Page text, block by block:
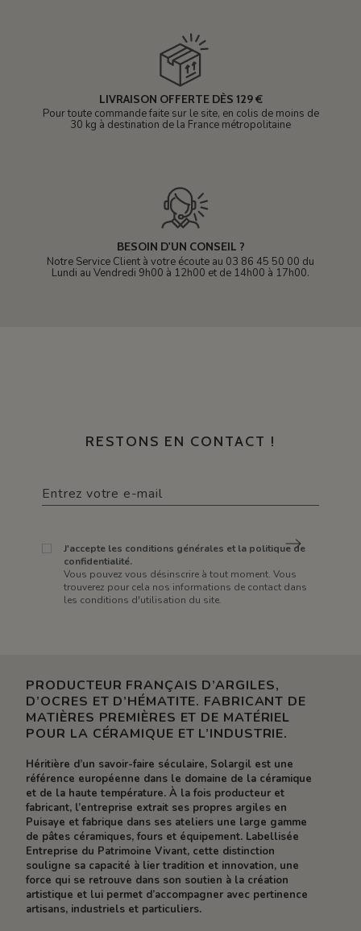
LIVRAISON OFFERTE DÈS 129 €
Pour toute commande faite sur le site, en colis de moins de
30 kg à destination de la France métropolitaine
BESOIN D'UN CONSEIL ?
Notre Service Client à votre écoute au 03 86 45 50 00 du
Lundi au Vendredi 9h00 à 12h00 et de 14h00 à 17h00.
RESTONS EN CONTACT !
J'accepte les conditions générales et la politique de
confidentialité.
Vous pouvez vous désinscrire à tout moment. Vous
trouverez pour cela nos informations de contact dans
les conditions d'utilisation du site.
PRODUCTEUR FRANÇAIS D’ARGILES,
D’OCRES ET D’HÉMATITE. FABRICANT DE
MATIÈRES PREMIÈRES ET DE MATÉRIEL
POUR LA CÉRAMIQUE ET L’INDUSTRIE.
Héritière d’un savoir-faire séculaire, Solargil est une
référence européenne dans le domaine de la céramique
et de la haute température. À la fois producteur et
fabricant, l’entreprise extrait ses propres argiles en
Puisaye et fabrique dans ses ateliers une large gamme
de pâtes céramiques, fours et équipement. Labellisée
Entreprise du Patrimoine Vivant, cette distinction
souligne sa capacité à lier tradition et innovation, une
force qui se retrouve dans son soutien à la création
artistique et lui permet d’accompagner avec pertinence
artisans, industriels et particuliers.